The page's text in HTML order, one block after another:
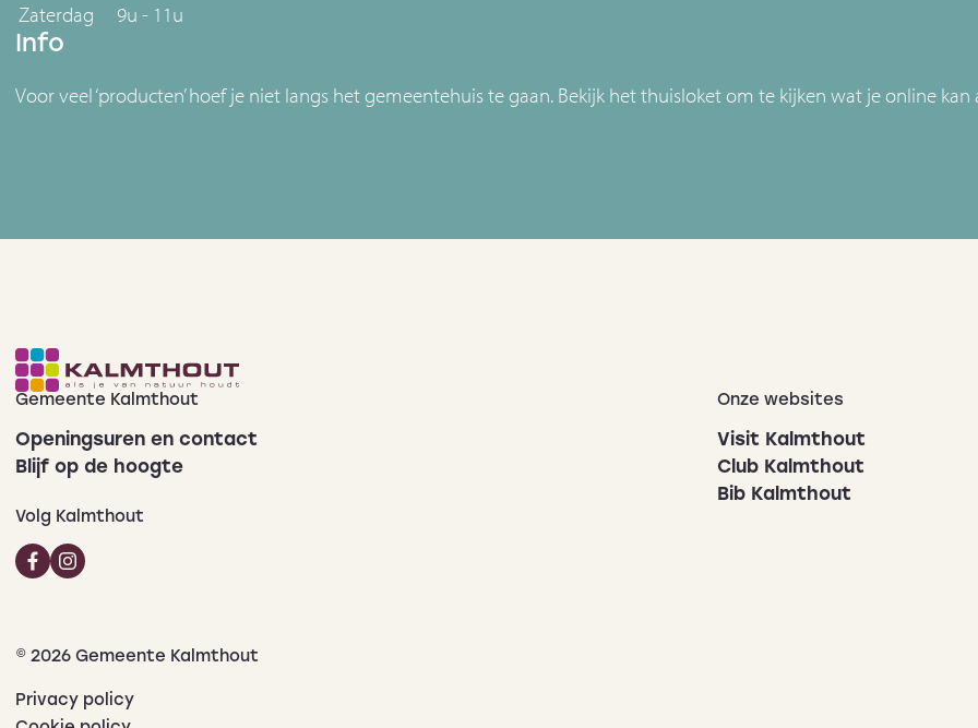
Zaterdag
9u - 11u
Info
Voor veel ‘producten’ hoef je niet langs het gemeentehuis te gaan. Bekijk het thuisloket om te kijken wat je online kan
Gemeente Kalmthout
Openingsuren en contact
Blijf op de hoogte
Onze websites
Visit Kalmthout
Club Kalmthout
Bib Kalmthout
Volg Kalmthout
© 2026 Gemeente Kalmthout
Privacy policy